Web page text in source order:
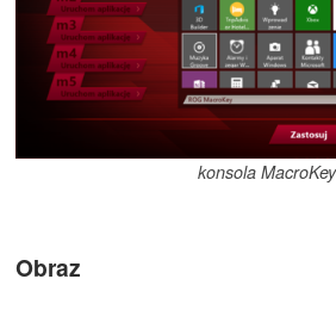
konsola MacroKey
Obraz